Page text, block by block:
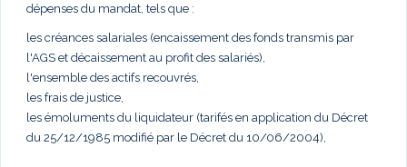
dépenses du mandat, tels que :
les créances salariales (encaissement des fonds transmis par
l'AGS et décaissement au profit des salariés),
l'ensemble des actifs recouvrés,
les frais de justice,
les émoluments du liquidateur (tarifés en application du Décret
du 25/12/1985 modifié par le Décret du 10/06/2004),